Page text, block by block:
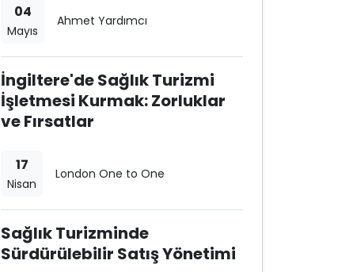
04
Mayıs
Ahmet Yardımcı
İngiltere'de Sağlık Turizmi
İşletmesi Kurmak: Zorluklar
ve Fırsatlar
17
Nisan
London One to One
Sağlık Turizminde
Sürdürülebilir Satış Yönetimi